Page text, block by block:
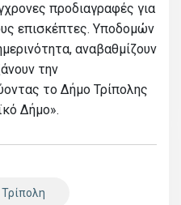
προδιαγραφές για
επισκέπτες. Υποδομών
αναβαθμίζουν
την
το Δήμο Τρίπολης
Δήμο».
Τρίπολη